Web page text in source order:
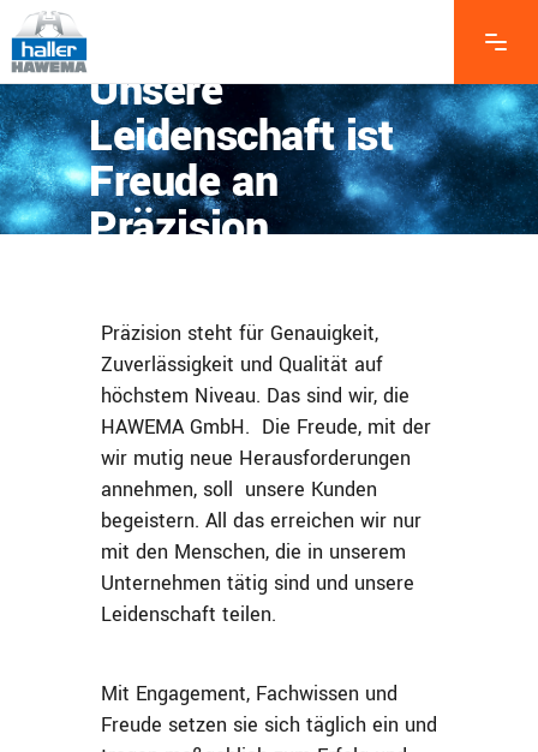
Unsere
Leidenschaft ist
Freude an
Präzision
Präzision steht für Genauigkeit,
Zuverlässigkeit und Qualität auf
höchstem Niveau. Das sind wir, die
HAWEMA GmbH. Die Freude, mit der
wir mutig neue Herausforderungen
annehmen, soll unsere Kunden
begeistern. All das erreichen wir nur
mit den Menschen, die in unserem
Unternehmen tätig sind und unsere
Leidenschaft teilen.
Mit Engagement, Fachwissen und
Freude setzen sie sich täglich ein und